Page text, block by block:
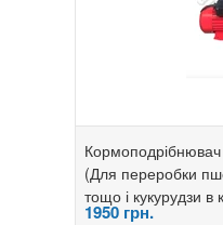
(Для переробки
тощо і кукурудзи в
1950 грн.